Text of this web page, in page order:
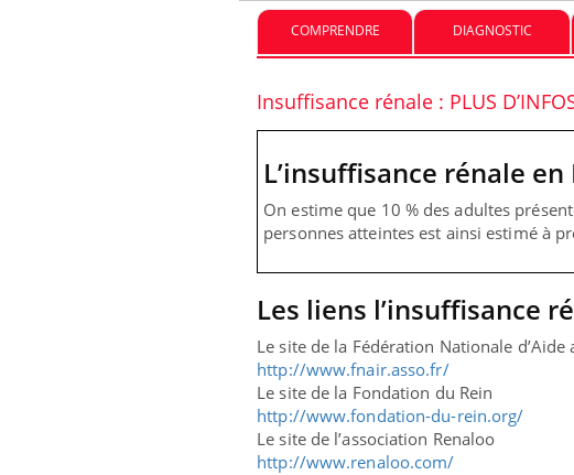
COMPRENDRE DIAGNOSTIC
Insuffisance rénale : PLUS
L’insuffisance rénale en
On estime que 10 % des adultes
personnes atteintes est ainsi estimé à
Les liens l’insuffisance
Le site de la Fédération Nationale
http://www.fnair.asso.fr/
Le site de la Fondation du Rein
http://www.fondation-du-rein.org/
Le site de l’association Renaloo
http://www.renaloo.com/
Youtube
Eczéma
Il y a des sujets
d'autres non !